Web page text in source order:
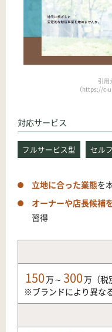
引用
（https://c-
対応サービス
フルサービス型 セル
立地に合った業態を
オーナーや店長候補
習得
150 万～ 300 万（税
※ブランドにより異な